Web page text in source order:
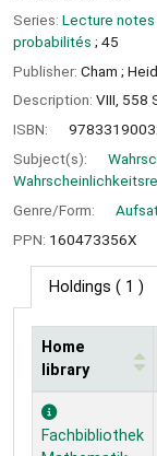
Series: Lecture
probabilités ; 45
Publisher: Cham ;
Description: VIII, 558
ISBN:
Subject(s):
Genre/Form:
PPN: 160473356X
Holdings ( 1 )
Holdings
Home
library
Fachbibliothek